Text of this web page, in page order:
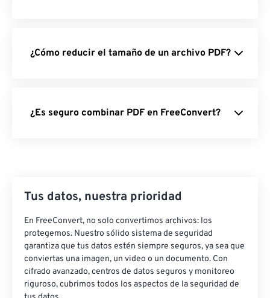
¿Cómo reducir el tamaño de un archivo PDF?
¿Es seguro combinar PDF en FreeConvert?
Tus datos, nuestra prioridad
En FreeConvert, no solo convertimos archivos: los
protegemos. Nuestro sólido sistema de seguridad
garantiza que tus datos estén siempre seguros, ya sea que
conviertas una imagen, un video o un documento. Con
cifrado avanzado, centros de datos seguros y monitoreo
riguroso, cubrimos todos los aspectos de la seguridad de